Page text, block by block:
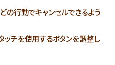
の行動でキャンセルできるよう
ッチを使用するボタンを調整し